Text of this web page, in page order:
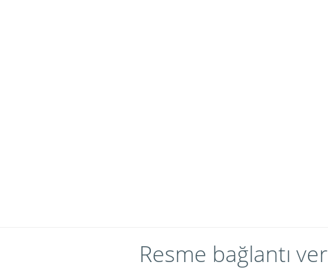
Resme bağlantı ver